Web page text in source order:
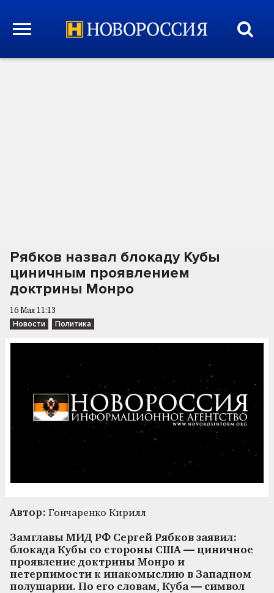
Рябков назвал блокаду Кубы
циничным проявлением
доктрины Монро
16 Мая 11:13
Новости Политика
Автор: Гончаренко Кирилл
Замглавы МИД РФ Сергей Рябков заявил:
блокада Кубы со стороны США — циничное
проявление доктрины Монро и
нетерпимости к инакомыслию в Западном
полушарии. По его словам, Куба — символ